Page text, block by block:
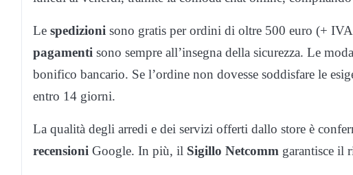
Le spedizioni sono gratis per ordini di oltre 500 euro (+
pagamenti sono sempre all’insegna della sicurezza. Le
bonifico bancario. Se l’ordine non dovesse soddisfare le
entro 14 giorni.
La qualità degli arredi e dei servizi offerti dallo store è
recensioni Google. In più, il Sigillo Netcomm garantisce il